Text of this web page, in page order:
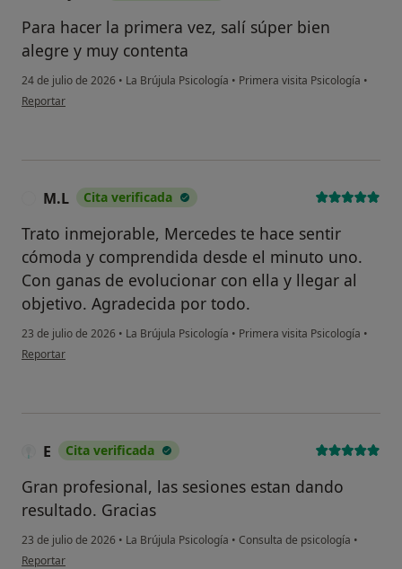
Para hacer la primera vez, salí súper bien
alegre y muy contenta
24 de julio de 2026 • La Brújula Psicología • Primera visita Psicología •
en opinión del usuario Miryam
Reportar
M.L Cita verificada
Trato inmejorable, Mercedes te hace sentir
cómoda y comprendida desde el minuto uno.
Con ganas de evolucionar con ella y llegar al
objetivo. Agradecida por todo.
23 de julio de 2026 • La Brújula Psicología • Primera visita Psicología •
en opinión del usuario M.L
Reportar
E Cita verificada
Gran profesional, las sesiones estan dando
resultado. Gracias
23 de julio de 2026 • La Brújula Psicología • Consulta de psicología •
en opinión del usuario E
Reportar